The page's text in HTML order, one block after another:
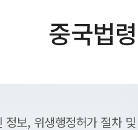
중국법령
정보, 위생행정허가 절차 및